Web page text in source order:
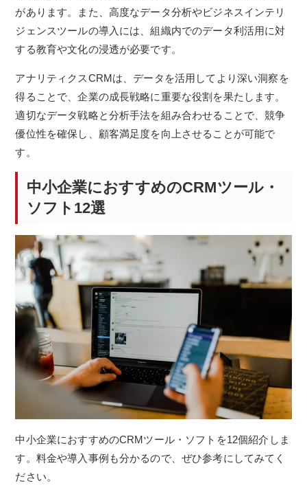
があります。また、高度なデータ分析やビジネスインテリ
ジェンスツールの導入には、組織内でのデータ利活用に対
する教育や文化の浸透が必要です。
アナリティクスCRMは、データを活用してより深い洞察を
得ることで、企業の成長戦略に重要な役割を果たします。
適切なデータ戦略と分析手法を組み合わせることで、競争
優位性を確保し、顧客満足度を向上させることが可能で
す。
中小企業におすすめのCRMツール・
ソフト12選
中小企業におすすめのCRMツール・ソフトを12個紹介しま
す。料金や導入事例も分かるので、ぜひ参考にしてみてく
ださい。